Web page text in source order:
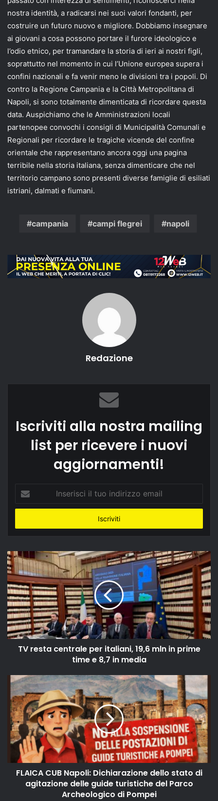
nostra identità, a radicarsi nei suoi valori fondanti, per
costruire un futuro nuovo e migliore. Dobbiamo insegnare
ai giovani a cosa possono portare il furore ideologico e
l’odio etnico, per tramandare la storia di ieri ai nostri figli,
soprattutto nel momento in cui l’Unione europea supera i
confini nazionali e fa venir meno le divisioni tra i popoli. Di
contro la Regione Campania e la Città Metropolitana di
Napoli, si sono totalmente dimenticata di ricordare questa
data. Auspichiamo che le Amministrazioni locali
partenopee convochi i consigli di Municipalità Comunali e
Regionali per ricordare le tragiche vicende del confine
orientale che rappresentano ancora oggi una pagina
terribile nella storia italiana, senza dimenticare che nel
territorio campano sono presenti diverse famiglie di esiliati
istriani, dalmati e fiumani.
campania campi flegrei napoli
Redazione
Iscriviti alla nostra mailing
list per ricevere i nuovi
aggiornamenti!
tuo
email
TV resta centrale per italiani, 19,6 mln in prime
time e 8,7 in media
FLAICA CUB Napoli: Dichiarazione dello stato di
agitazione delle guide turistiche del Parco
Archeologico di Pompei